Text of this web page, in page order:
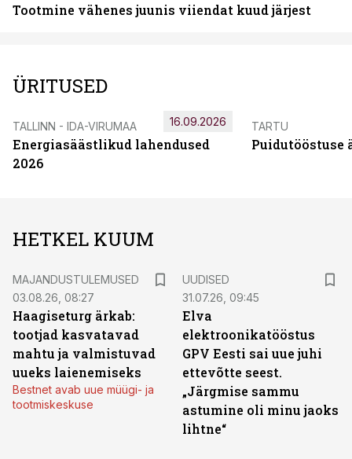
Tootmine vähenes juunis viiendat kuud järjest
ÜRITUSED
TALLINN - IDA-VIRUMAA
Energiasäästlikud lahendused
2026
16.09.2026 TARTU
Puidutööstuse
HETKEL KUUM
MAJANDUSTULEMUSED
03.08.26, 08:27
Haagiseturg ärkab:
tootjad kasvatavad
mahtu ja valmistuvad
uueks laienemiseks
Bestnet avab uue müügi- ja
tootmiskeskuse
UUDISED
31.07.26, 09:45
Elva
elektroonikatööstus
GPV Eesti sai uue juhi
ettevõtte seest.
„Järgmise sammu
astumine oli minu jaoks
lihtne“